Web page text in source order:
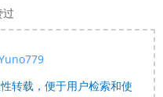
过
转载，便于用户检索和使